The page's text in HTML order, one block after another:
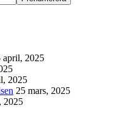
april, 2025
2025
25 mars, 2025
2025